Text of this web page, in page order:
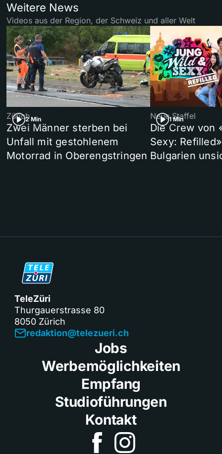
Weitere News
Videos aus der Region, der Schweiz und aller Welt
2 Min
Zürich
Zwei Männer sterben bei
Unfall mit gestohlenem
Motorrad in Oberengstringen
1 Min
Neue Staffel
Die Crew von
Sexy:
Bulgarien
TeleZüri
Thurgauerstrasse 80
8050 Zürich
redaktion@telezueri.ch
Jobs
Werbemöglichkeiten
Empfang
Studioführungen
Kontakt